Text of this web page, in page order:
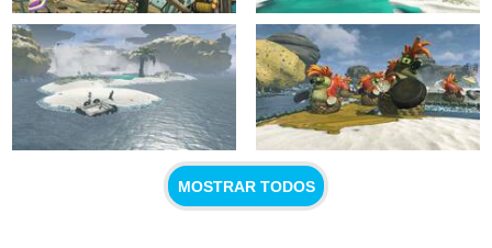
MOSTRAR TODOS